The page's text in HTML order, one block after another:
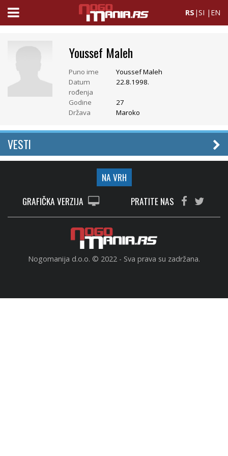
RS |SI | EN
Youssef Maleh
Puno ime
Youssef Maleh
Datum
rođenja
22.8.1998.
Godine
27
Država
Maroko
VESTI
NA VRH
GRAFIČKA VERZIJA
PRATITE NAS
Nogomanija d.o.o. © 2022 - Sva prava su zadržana.